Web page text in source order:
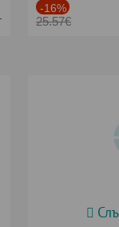
-16%
25.57€